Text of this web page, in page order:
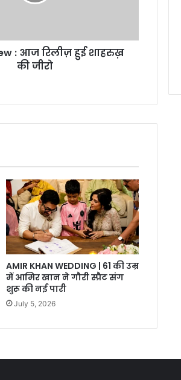
: आज रिलीज़ हुई शाहरुख़
की जीरो
AMIR KHAN WEDDING | 61 की उम्र
में आमिर खान ने गौरी स्प्रैट संग
शुरू की नई पारी
July 5, 2026